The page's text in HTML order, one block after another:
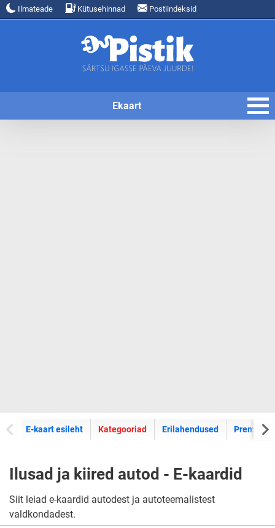
Ilmateade Kütusehinnad Postiindeksid
Ekaart
E-kaart esileht E-kaartide
Kategooriad Erilahendused Premium
Ilusad ja kiired autod - E-kaardid
Siit leiad e-kaardid autodest ja autoteemalistest
valdkondadest.